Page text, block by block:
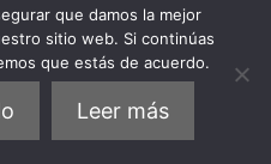
en Bangkok. Es
mayor cantidad de
ciudad.
arriba y abajo a
que damos la mejor
sitio web. Si continúas
que estás de acuerdo.
Leer más